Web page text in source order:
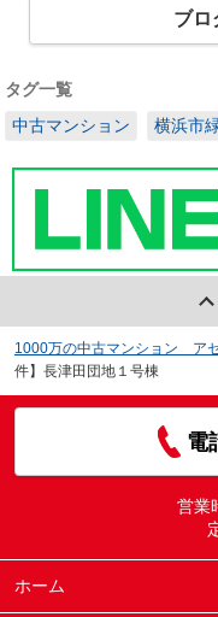
ブロ
タグ一覧
中古マンション
横浜市
1000万の中古マンション ア
件】長津田団地１号棟
電
営業
ホーム